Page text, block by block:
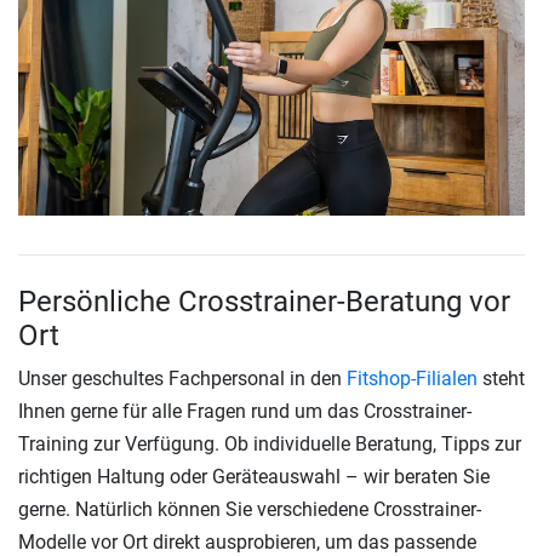
Persönliche Crosstrainer-Beratung vor
Ort
Unser geschultes Fachpersonal in den Fitshop-Filialen steht
Ihnen gerne für alle Fragen rund um das Crosstrainer-
Training zur Verfügung. Ob individuelle Beratung, Tipps zur
richtigen Haltung oder Geräteauswahl – wir beraten Sie
gerne. Natürlich können Sie verschiedene Crosstrainer-
Modelle vor Ort direkt ausprobieren, um das passende